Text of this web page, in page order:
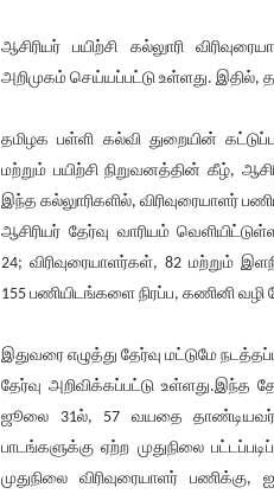
ஆசிரியர் பயிற்சி கல்லுாரி
அறிமுகம் செய்யப்பட்டு உள்ளது. இதில்,
தமிழக பள்ளி கல்வி துறையின்
மற்றும் பயிற்சி நிறுவனத்தின் கீழ்,
இந்த கல்லுாரிகளில், விரிவுரையாளர்
ஆசிரியர் தேர்வு வாரியம்
24; விரிவுரையாளர்கள், 82 மற்றும்
155 பணியிடங்களை நிரப்ப, கணினி வழி
இதுவரை எழுத்து தேர்வு மட்டுமே
தேர்வு அறிவிக்கப்பட்டு
ஜூலை 31ல், 57 வயதை
பாடங்களுக்கு ஏற்ற முதுநிலை
முதுநிலை விரிவுரையாளர்